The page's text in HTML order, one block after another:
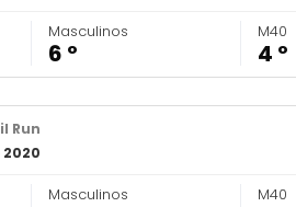
Masculinos
6 º
M40
4 º
Run
2020
Masculinos M40